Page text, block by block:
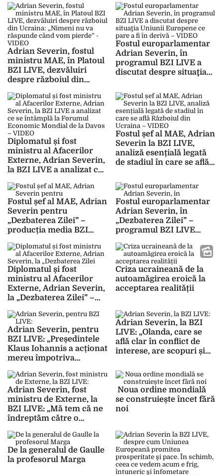
mai rea decât o
minciună; 3 februarie
2009 nu putea exista fără
2 iunie 1997”
drepturile românilor din
Ucraina trebuie
respectate” – VIDEO
Adrian Severin, fostul
ministru MAE, în Platoul
BZI LIVE, dezvăluiri
despre războiul din
răspunde când vom
pierde” – VIDEO
Fostul europarlamentar
Adrian Severin, în
programul BZI LIVE a
discutat despre situaţia
pare a fi în derivă –
VIDEO
Diplomatul și fost
ministru al Afacerilor
Externe, Adrian Severin,
la BZI LIVE a analizat ce
Economic Mondial de la
Davos – VIDEO
Fostul șef al MAE, Adrian
Severin la BZI LIVE,
analiză esențială legată
de stadiul în care se află
VIDEO
Fostul șef al MAE, Adrian
Severin pentru
„Dezbaterea Zilei” –
producția media BZI
legată de stadiul în care
se află Războiul din
Ucraina – VIDEO
Fostul europarlamentar
Adrian Severin, în
„Dezbaterea Zilei” –
programul BZI LIVE
contemporane din Iran –
VIDEO
Diplomatul și fost
ministru al Afacerilor
Externe, Adrian Severin,
la „Dezbaterea Zilei” –
despre eșecul intrării
României în Schengen:
„Prost este cel care dă și
nu cel care cere…!
Firmele străine (în
special olandeze sau
austriece) sunt lăsate de
Statul român să nu-și
plătească uriașele
datorii…” – VIDEO
Criza ucraineană de la
autoamăgirea eroică la
acceptarea realității
Adrian Severin, pentru
BZI LIVE: „Președintele
Klaus Iohannis a acționat
mereu împotriva
din coșul de gunoi am
ales ceea ce este mai rău”
Adrian Severin, la BZI
LIVE: „Olanda, care se
află clar în conflict de
interese, are scopuri și
șantajează și se opune
intrării noastre în
Schengen!”
Adrian Severin, fost
ministru de Externe, la
BZI LIVE: „Mă tem că ne
îndreptăm către o
Parlamentul European
care gândește la fel ca
acel europarlamentar
german ce a avut acel
Noua ordine mondială
se construiește încet fără
noi
De la generalul de Gaulle
la profesorul Marga